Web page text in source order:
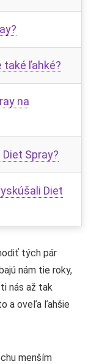
také ľahké?
na
Spray?
Diet
tých pár
nám tie roky,
nás až tak
a oveľa ľahšie
menším